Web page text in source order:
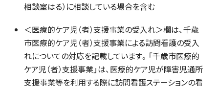
相談室はる）に相談している場合を含む
＜医療的ケア児（者）支援事業の受入れ＞欄は、千歳
市医療的ケア児（者）支援事業による訪問看護の受入
れについての対応を記載しています。「千歳市医療的
ケア児（者）支援事業」は、医療的ケア児が障害児通所
支援事業等を利用する際に訪問看護ステーションの看